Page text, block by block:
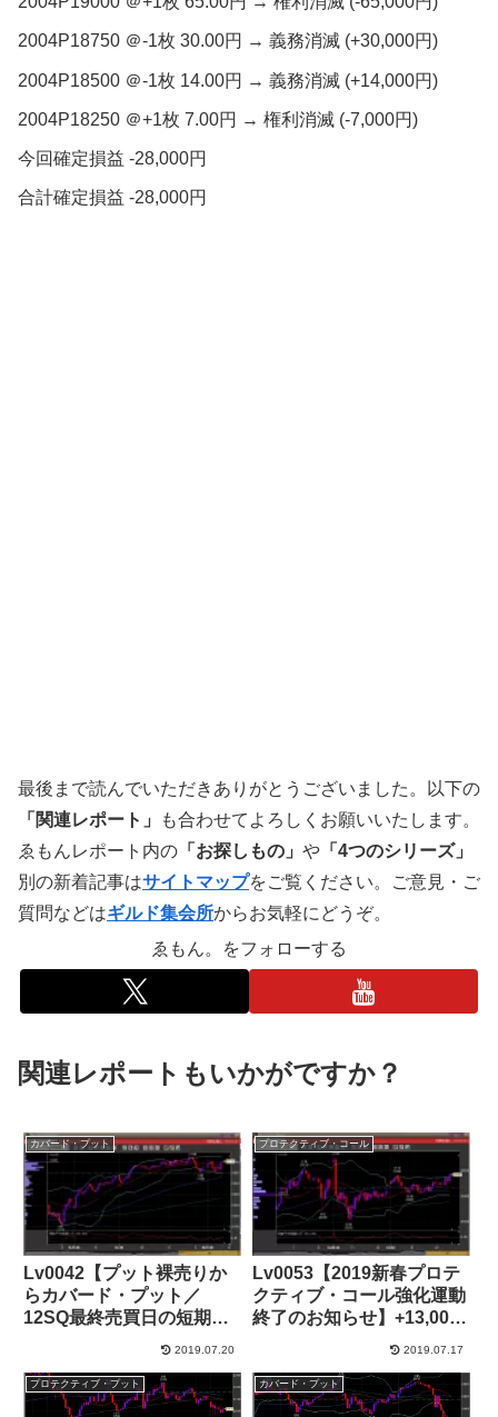
2004P18750 ＠-1枚 30.00円 → 義務消滅 (+30,000円)
2004P18500 ＠-1枚 14.00円 → 義務消滅 (+14,000円)
2004P18250 ＠+1枚 7.00円 → 権利消滅 (-7,000円)
今回確定損益 -28,000円
合計確定損益 -28,000円
最後まで読んでいただきありがとうございました。以下の
「関連レポート」
も合わせてよろしくお願いいたします。
ゑもんレポート内の 「お探しもの」 や 「4つのシリーズ」
別の新着記事はサイトマップをご覧ください。ご意見・ご
質問などはギルド集会所からお気軽にどうぞ。
ゑもん。をフォローする
関連レポートもいかがですか？
カバード・プット
Lv0042【プット裸売りか
らカバード・プット／
12SQ最終売買日の短期ト
2019.07.20
プロテクティブ・コール
Lv0053【2019新春プロテ
クティブ・コール強化運動
終了のお知らせ】+13,000
2019.07.17
プロテクティブ・プット カバード・プット